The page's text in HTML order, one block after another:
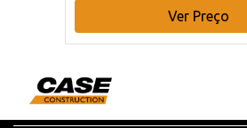
Ver Preço